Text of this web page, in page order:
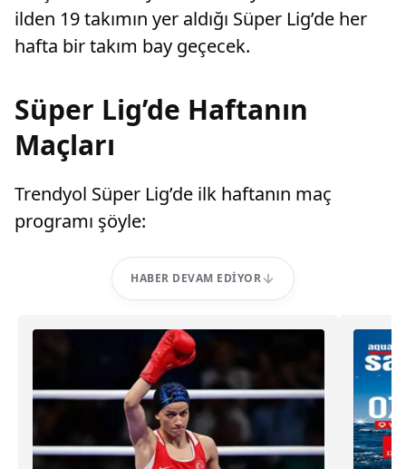
ilden 19 takımın yer aldığı Süper Lig’de her
hafta bir takım bay geçecek.
Süper Lig’de Haftanın
Maçları
Trendyol Süper Lig’de ilk haftanın maç
programı şöyle:
HABER DEVAM EDIYOR